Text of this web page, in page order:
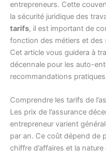
entrepreneurs. Cette
la sécurité juridique des
tarifs, il est important de
fonction des métiers et des
Cet article vous guidera à
décennale pour les auto-
recommandations
Comprendre les tarifs de
Les prix de l’assurance
entrepreneur varient
par an. Ce coût dépend de
chiffre d’affaires et la